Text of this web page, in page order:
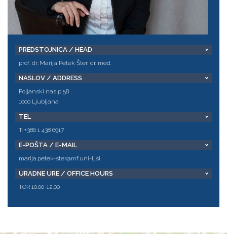
PREDSTOJNICA / HEAD
prof. dr. Marija Petek Šter, dr. med.
NASLOV / ADDRESS
Poljanski nasip 58
1000 Ljubljana
TEL
T: +386 1 438 6917
E-POŠTA / E-MAIL
marija.petek-ster@mf.uni-lj.si
URADNE URE / OFFICE HOURS
TOR 10:00-12:00